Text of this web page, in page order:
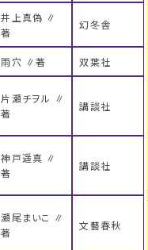
井上真偽 ∥
著
幻冬舎
雨穴 ∥著 双葉社
片瀬チヲル ∥
著
講談社
神戸遥真 ∥
著
講談社
瀬尾まいこ ∥
著
文藝春秋